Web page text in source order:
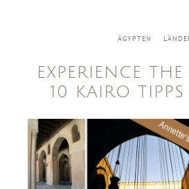
ÄGYPTEN
EXPERIENCE
10 KAIRO